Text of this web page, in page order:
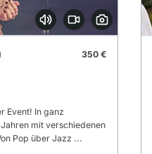
350 €
Event! In ganz
mit verschiedenen
Pop über Jazz ...